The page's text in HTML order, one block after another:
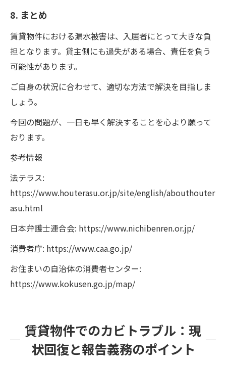
8. まとめ
賃貸物件における漏水被害は、入居者にとって大きな負
担となります。貸主側にも過失がある場合、責任を負う
可能性があります。
ご自身の状況に合わせて、適切な方法で解決を目指しま
しょう。
今回の問題が、一日も早く解決することを心より願って
おります。
参考情報
法テラス:
https://www.houterasu.or.jp/site/english/abouthouter
asu.html
日本弁護士連合会: https://www.nichibenren.or.jp/
消費者庁: https://www.caa.go.jp/
お住まいの自治体の消費者センター:
https://www.kokusen.go.jp/map/
賃貸物件でのカビトラブル：現
状回復と報告義務のポイント